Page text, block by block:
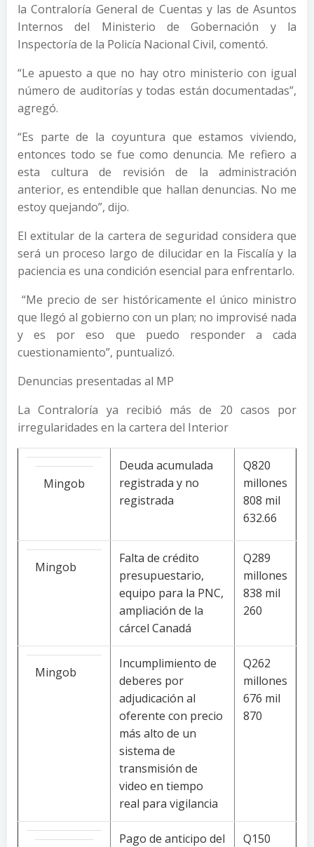
la Contraloría General de Cuentas y las de Asuntos
Internos del Ministerio de Gobernación y la
Inspectoría de la Policía Nacional Civil, comentó.
“Le apuesto a que no hay otro ministerio con igual
número de auditorías y todas están documentadas”,
agregó.
“Es parte de la coyuntura que estamos viviendo,
entonces todo se fue como denuncia. Me refiero a
esta cultura de revisión de la administración
anterior, es entendible que hallan denuncias. No me
estoy quejando”, dijo.
El extitular de la cartera de seguridad considera que
será un proceso largo de dilucidar en la Fiscalía y la
paciencia es una condición esencial para enfrentarlo.
“Me precio de ser históricamente el único ministro
que llegó al gobierno con un plan; no improvisé nada
y es por eso que puedo responder a cada
cuestionamiento”, puntualizó.
Denuncias presentadas al MP
La Contraloría ya recibió más de 20 casos por
irregularidades en la cartera del Interior
Mingob
Deuda acumulada
registrada y no
registrada
Q820
millones
808 mil
632.66
Mingob
Falta de crédito
presupuestario,
equipo para la PNC,
ampliación de la
cárcel Canadá
Q289
millones
838 mil
260
Mingob
Incumplimiento de
deberes por
adjudicación al
oferente con precio
más alto de un
sistema de
transmisión de
video en tiempo
real para vigilancia
Q262
millones
676 mil
870
Pago de anticipo del
Q150